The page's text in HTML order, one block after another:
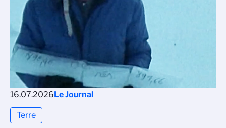
16.07.2026Le Journal
Terre